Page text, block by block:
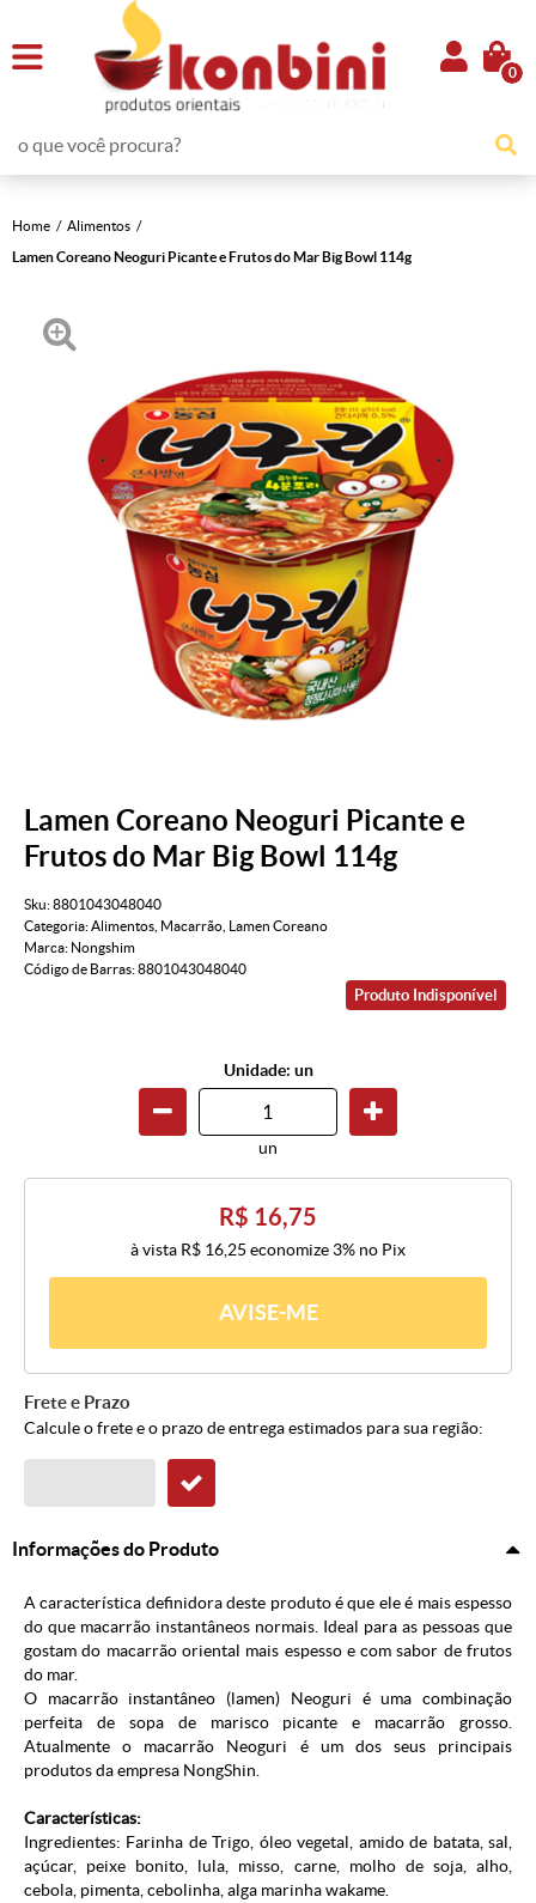
0
Home
Alimentos
Lamen Coreano Neoguri Picante e Frutos do Mar Big Bowl 114g
Lamen Coreano Neoguri Picante e
Frutos do Mar Big Bowl 114g
Sku:8801043048040
Categoria:Alimentos Macarrão
Lamen Coreano
Marca: Nongshim
Código de Barras:8801043048040
Produto Indisponível
Unidade: un
un
R$ 16,75
à vista R$ 16,25 economize 3% no Pix
AVISE-ME
Frete e Prazo
Calcule o frete e o prazo de entrega estimados para sua região:
Informações do Produto
A característica definidora deste produto é que ele é mais espesso
do que macarrão instantâneos normais. Ideal para as pessoas que
gostam do macarrão oriental mais espesso e com sabor de frutos
do mar.
O macarrão instantâneo (lamen) Neoguri é uma combinação
perfeita de sopa de marisco picante e macarrão grosso.
Atualmente o macarrão Neoguri é um dos seus principais
produtos da empresa NongShin.
Características:
Ingredientes: Farinha de Trigo, óleo vegetal, amido de batata, sal,
açúcar, peixe bonito, lula, misso, carne, molho de soja, alho,
cebola, pimenta, cebolinha, alga marinha wakame.